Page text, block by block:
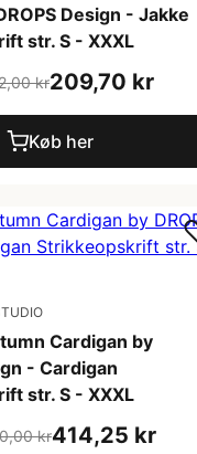
Design - Jakke
str. S - XXXL
kr209,70 kr
Køb her
Cardigan by
- Cardigan
str. S - XXXL
kr414,25 kr